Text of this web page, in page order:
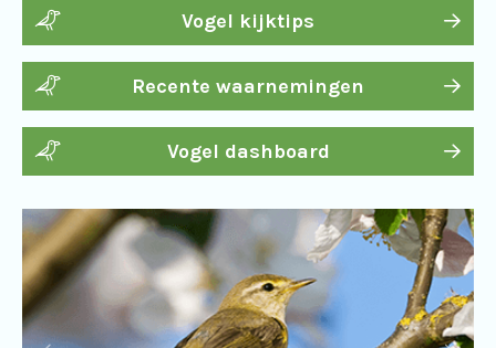
Vogel kijktips
Recente waarnemingen
Vogel dashboard